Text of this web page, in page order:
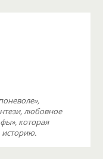
любовное
которая
историю.